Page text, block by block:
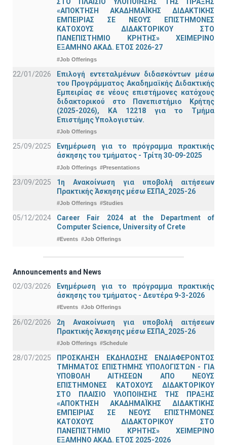
«ΑΠΟΚΤΗΣΗ ΑΚΑΔΗΜΑΪΚΗΣ ΔΙΔΑΚΤΙΚΗΣ
ΕΜΠΕΙΡΙΑΣ ΣΕ ΝΕΟΥΣ ΕΠΙΣΤΗΜΟΝΕΣ
ΚΑΤΟΧΟΥΣ ΔΙΔΑΚΤΟΡΙΚΟΥ ΣΤΟ
ΠΑΝΕΠΙΣΤΗΜΙΟ ΚΡΗΤΗΣ» ΧΕΙΜΕΡΙΝΟ
ΕΞΑΜΗΝΟ ΑΚΑΔ. ΕΤΟΣ 2026-27
#Job Offerings
22/01/2026
Επιλογή εντεταλμένων διδασκόντων μέσω
του Προγράμματος Ακαδημαϊκής Διδακτικής
Εμπειρίας σε νέους επιστήμονες κατόχους
διδακτορικού στο Πανεπιστήμιο Κρήτης
(2025-2026), ΚΑ 12218 για το Τμήμα
Επιστήμης Υπολογιστών.
#Job Offerings
25/09/2025
Ενημέρωση για το πρόγραμμα πρακτικής
άσκησης του τμήματος - Τρίτη 30-09-2025
#Job Offerings #Presentations
23/09/2025
1η Ανακοίνωση για υποβολή αιτήσεων
Πρακτικής Άσκησης μέσω ΕΣΠΑ_2025-26
#Job Offerings #Studies
05/12/2024
Career Fair 2024 at the Department of
Computer Science, University of Crete
#Events #Job Offerings
Announcements and News
02/03/2026
Ενημέρωση για το πρόγραμμα πρακτικής
άσκησης του τμήματος - Δευτέρα 9-3-2026
#Events #Job Offerings
26/02/2026
2η Ανακοίνωση για υποβολή αιτήσεων
Πρακτικής Άσκησης μέσω ΕΣΠΑ_2025-26
#Job Offerings #Schedule
28/07/2025
ΠΡΟΣΚΛΗΣΗ ΕΚΔΗΛΩΣΗΣ ΕΝΔΙΑΦΕΡΟΝΤΟΣ
ΤΜΗΜΑΤΟΣ ΕΠΙΣΤΗΜΗΣ ΥΠΟΛΟΓΙΣΤΩΝ - ΓΙΑ
ΥΠΟΒΟΛΗ ΑΙΤΗΣΕΩΝ ΑΠΟ ΝΕΟΥΣ
ΕΠΙΣΤΗΜΟΝΕΣ ΚΑΤΟΧΟΥΣ ΔΙΔΑΚΤΟΡΙΚΟΥ
ΣΤΟ ΠΛΑΙΣΙΟ ΥΛΟΠΟΙΗΣΗΣ ΤΗΣ ΠΡΑΞΗΣ
«ΑΠΟΚΤΗΣΗ ΑΚΑΔΗΜΑΪΚΗΣ ΔΙΔΑΚΤΙΚΗΣ
ΕΜΠΕΙΡΙΑΣ ΣΕ ΝΕΟΥΣ ΕΠΙΣΤΗΜΟΝΕΣ
ΚΑΤΟΧΟΥΣ ΔΙΔΑΚΤΟΡΙΚΟΥ ΣΤΟ
ΠΑΝΕΠΙΣΤΗΜΙΟ ΚΡΗΤΗΣ» ΧΕΙΜΕΡΙΝΟ
ΕΞΑΜΗΝΟ ΑΚΑΔ. ΕΤΟΣ 2025-2026